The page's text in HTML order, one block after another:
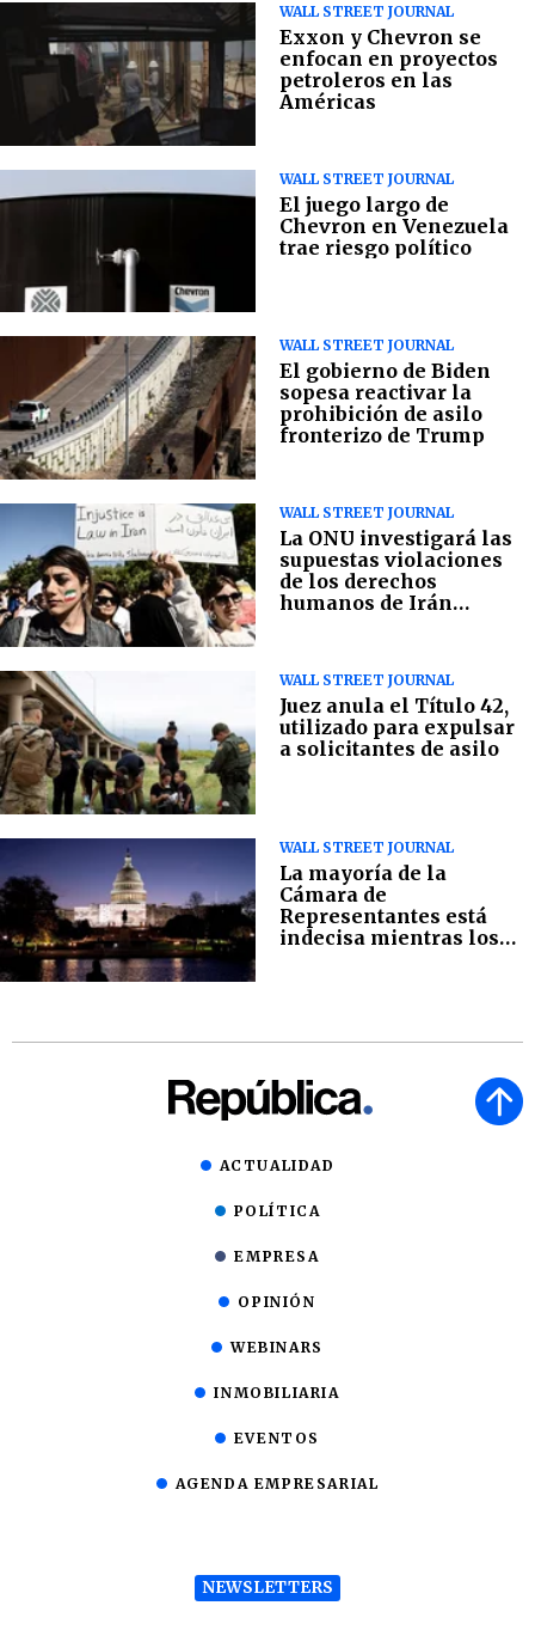
WALL STREET JOURNAL
Exxon y Chevron se
enfocan en proyectos
petroleros en las
Américas
WALL STREET JOURNAL
El juego largo de
Chevron en Venezuela
trae riesgo político
WALL STREET JOURNAL
El gobierno de Biden
sopesa reactivar la
prohibición de asilo
fronterizo de Trump
WALL STREET JOURNAL
La ONU investigará las
supuestas violaciones
de los derechos
humanos de Irán
WALL STREET JOURNAL
Juez anula el Título 42,
utilizado para expulsar
a solicitantes de asilo
WALL STREET JOURNAL
La mayoría de la
Cámara de
Representantes está
indecisa mientras los
ACTUALIDAD
POLÍTICA
EMPRESA
OPINIÓN
WEBINARS
INMOBILIARIA
EVENTOS
AGENDA EMPRESARIAL
NEWSLETTERS